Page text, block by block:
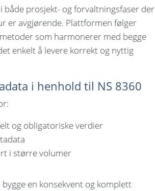
både prosjekt- og forvaltningsfaser der
er avgjørende. Plattformen følger
som harmonerer med begge
enkelt å levere korrekt og nyttig
i henhold til NS 8360
og obligatoriske verdier
i større volumer
en konsekvent og komplett